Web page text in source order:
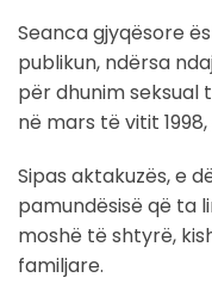
Seanca gjyqësore
publikun, ndërsa
për dhunim seksual
në mars të vitit
Sipas aktakuzës, e
pamundësisë që ta
moshë të shtyrë,
familjare.